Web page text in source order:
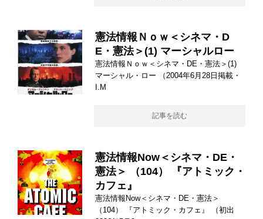
憲法情報Ｎｏｗ＜シネマ・D
E・憲法＞(1) マーシャルロー
憲法情報Ｎｏｗ＜シネマ・DE・憲法＞(1)
マーシャル・ロー （2004年6月28日掲載・
I.M
記事を読む
憲法情報Now＜シネマ・DE・
憲法＞ （104） 『アトミック・
カフェ』
憲法情報Now＜シネマ・DE・憲法＞
（104） 『アトミック・カフェ』 （初出